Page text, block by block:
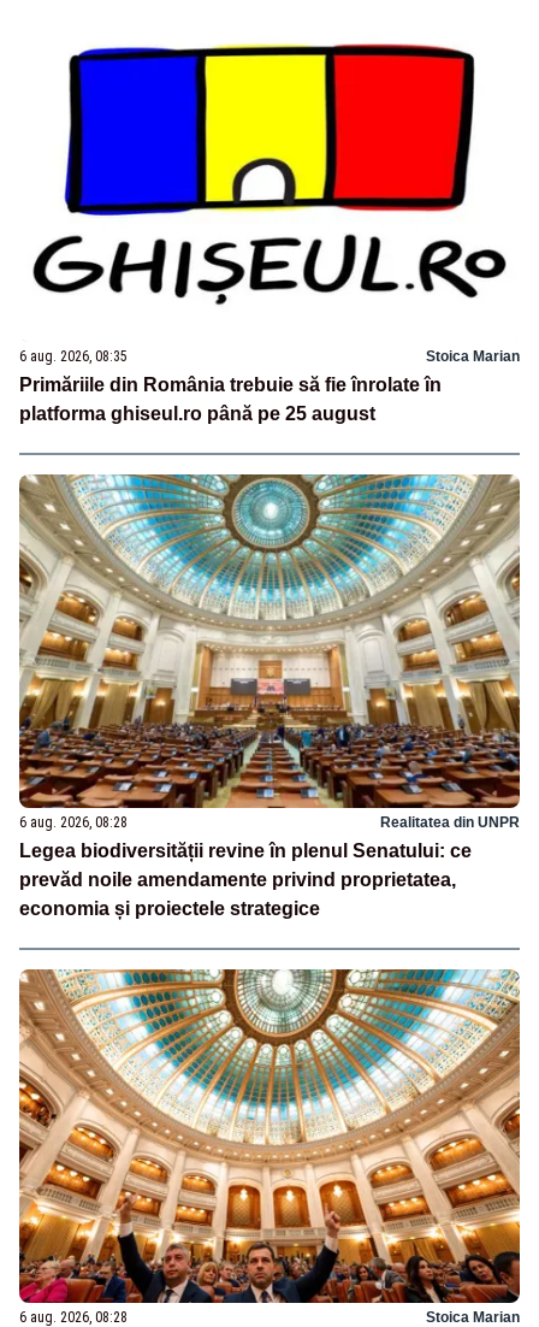
6 aug. 2026, 08:35 Stoica Marian
Primăriile din România trebuie să fie înrolate în
platforma ghiseul.ro până pe 25 august
6 aug. 2026, 08:28 Realitatea din UNPR
Legea biodiversității revine în plenul Senatului: ce
prevăd noile amendamente privind proprietatea,
economia și proiectele strategice
6 aug. 2026, 08:28 Stoica Marian